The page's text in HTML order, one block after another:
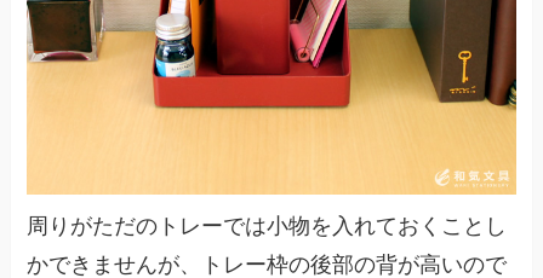
周りがただのトレーでは小物を入れておくことし
かできませんが、トレー枠の後部の背が高いので